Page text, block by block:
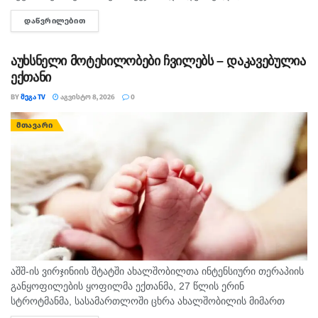
ფსიქიკური ჯანმრთელობის საერთაშორისო დღე
სუიციდის პრევენციას ეძღვნება.
თეგები: თვითმკვლელობა ნინო ლომჯარია სუციდი
ფსიქიკური ჯანდაცვა
დაშავებულებიც. შსს-ს ინფორმაციით, გამოძიება 276-ე მუხლის
მე-6 ნაწილით მიმდინარეობს.
ᲓᲐᲬᲕᲠᲘᲚᲔᲑᲘᲗ
აუხსნელი მოტეხილობები ჩვილებს – დაკავებულია
ექთანი
BYᲛᲔᲒᲐ TV ᲐᲒᲕᲘᲡᲢᲝ 8, 2026 0
ᲛᲗᲐᲕᲐᲠᲘ
აშშ-ის ვირჯინიის შტატში ახალშობილთა ინტენსიური თერაპიის
განყოფილების ყოფილმა ექთანმა, 27 წლის ერინ
სტროტმანმა, სასამართლოში ცხრა ახალშობილის მიმართ
ბავშვზე ძალადობის ბრალდებაზე დანაშაული არ უარყო. საქმე